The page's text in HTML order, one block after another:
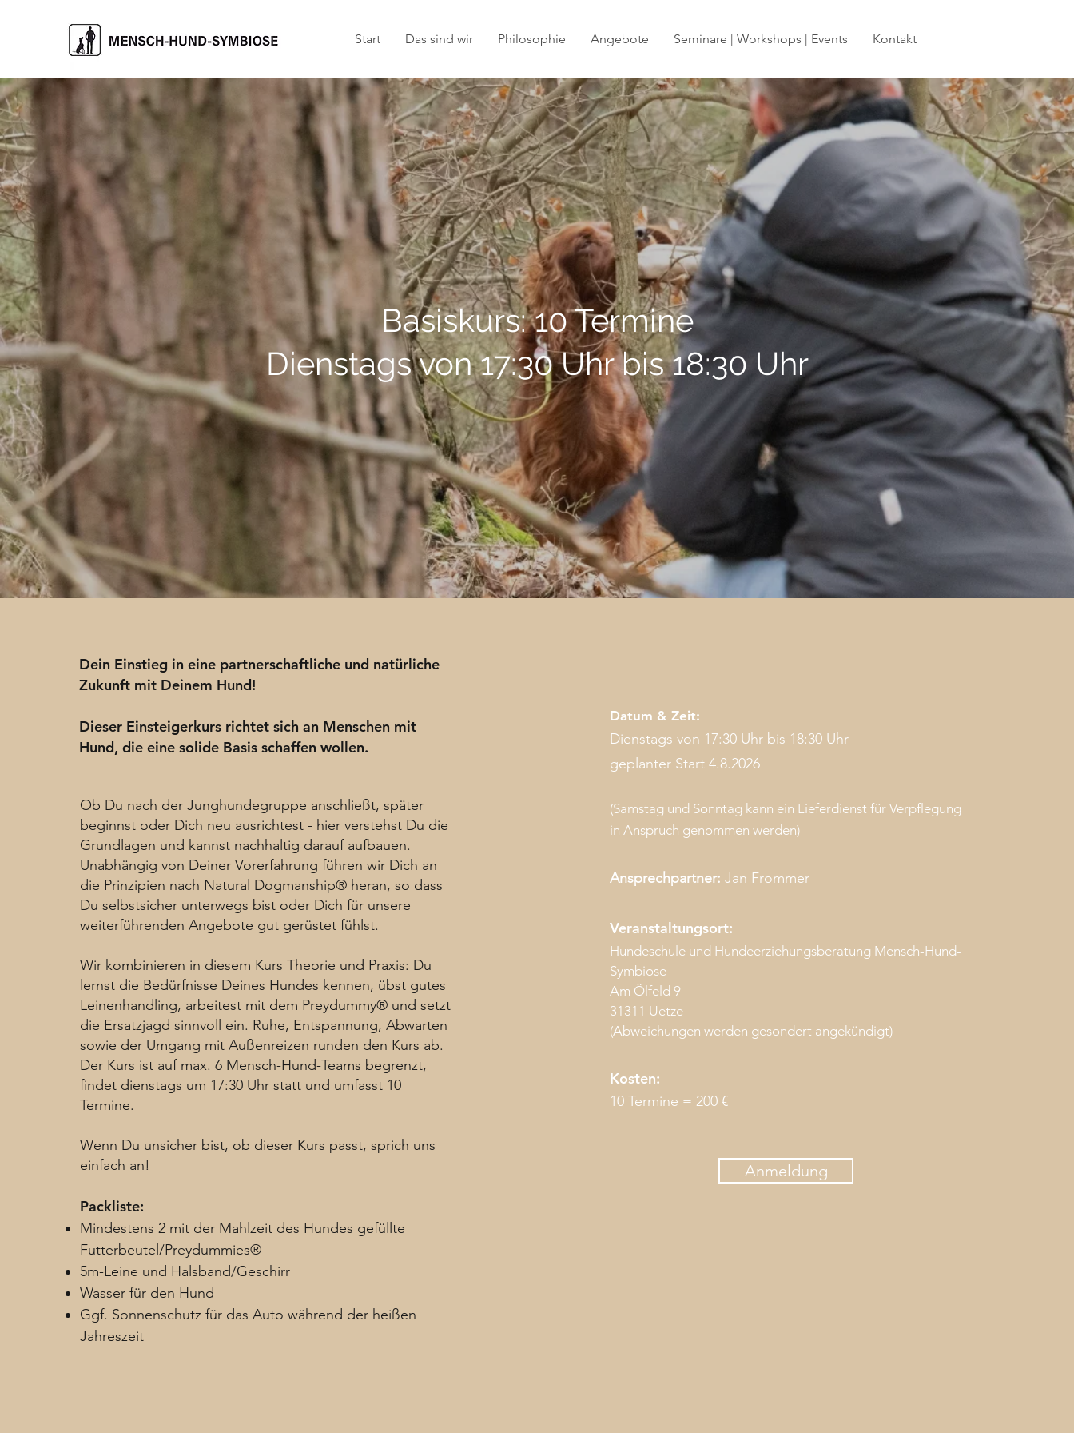
Start Das sind wir Philosophie Angebote Seminare | Workshops | Events Kontakt
Basiskurs: 10 Termine
Dienstags von 17:30 Uhr bis 18:30 Uhr
Dein Einstieg in eine partnerschaftliche und natürliche
Zukunft mit Deinem Hund!
Dieser Einsteigerkurs richtet sich an Menschen mit
Hund, die eine solide Basis schaffen wollen.
Ob Du nach der Junghundegruppe anschließt, später
beginnst oder Dich neu ausrichtest - hier verstehst Du die
Grundlagen und kannst nachhaltig darauf aufbauen.
Unabhängig von Deiner Vorerfahrung führen wir Dich an
die Prinzipien nach Natural Dogmanship® heran, so dass
Du selbstsicher unterwegs bist oder Dich für unsere
weiterführenden Angebote gut gerüstet fühlst.
Wir kombinieren in diesem Kurs Theorie und Praxis: Du
lernst die Bedürfnisse Deines Hundes kennen, übst gutes
Leinenhandling, arbeitest mit dem Preydummy® und setzt
die Ersatzjagd sinnvoll ein. Ruhe, Entspannung, Abwarten
sowie der Umgang mit Außenreizen runden den Kurs ab.
Der Kurs ist auf max. 6 Mensch-Hund-Teams begrenzt,
findet dienstags um 17:30 Uhr statt und umfasst 10
Termine.
Wenn Du unsicher bist, ob dieser Kurs passt, sprich uns
einfach an!
Packliste:
Mindestens 2 mit der Mahlzeit des Hundes gefüllte
Futterbeutel/Preydummies®
5m-Leine und Halsband/Geschirr
Wasser für den Hund
Ggf. Sonnenschutz für das Auto während der heißen
Jahreszeit
Datum & Zeit:
Dienstags von 17:30 Uhr bis 18:30 Uhr
geplanter Start 4.8.2026
(Samstag und Sonntag kann ein Lieferdienst für Verpflegung
in Anspruch genommen werden)
Ansprechpartner: Jan Frommer
Veranstaltungsort:
Hundeschule und Hundeerziehungsberatung Mensch-Hund-
Symbiose
Am Ölfeld 9
31311 Uetze
(Abweichungen werden gesondert angekündigt)
Kosten:
10 Termine = 200 €
Anmeldung